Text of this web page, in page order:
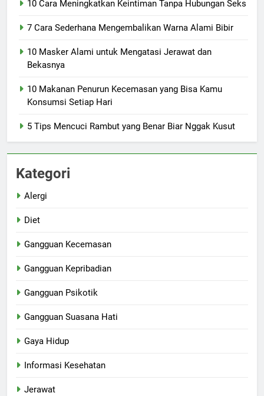
10 Cara Meningkatkan Keintiman Tanpa Hubungan Seks
7 Cara Sederhana Mengembalikan Warna Alami Bibir
10 Masker Alami untuk Mengatasi Jerawat dan
Bekasnya
10 Makanan Penurun Kecemasan yang Bisa Kamu
Konsumsi Setiap Hari
5 Tips Mencuci Rambut yang Benar Biar Nggak Kusut
Kategori
Alergi
Diet
Gangguan Kecemasan
Gangguan Kepribadian
Gangguan Psikotik
Gangguan Suasana Hati
Gaya Hidup
Informasi Kesehatan
Jerawat